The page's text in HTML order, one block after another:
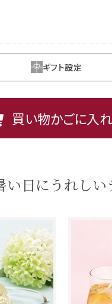
ギフト設定
買い物かごに入
い日にうれしい